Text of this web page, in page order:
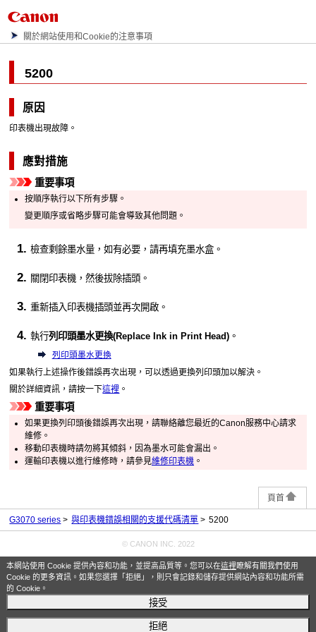
本網站使用 Cookie 提供內容和功能，並提高品質等。您可以在這裡瞭解有關我們使用
Cookie 的更多資訊。如果您選擇「拒絕」，則只會記錄和儲存提供網站內容和功能所需
的 Cookie。
接受
拒絕
關於網站使用和Cookie的注意事項
5200
原因
印表機出現故障。
應對措施
重要事項
按順序執行以下所有步驟。
變更順序或省略步驟可能會導致其他問題。
檢查剩餘墨水量，如有必要，請再填充墨水盒 。
關閉印表機 ，然後拔除插頭。
重新插入印表機插頭並再次開啟。
執行列印頭墨水更換(Replace Ink in Print Head) 。
列印頭墨水更換
如果執行上述操作後錯誤再次出現，可以透過更換列印頭加以解決。
關於詳細資訊，請按一下這裡 。
重要事項
如果更換列印頭後錯誤再次出現，請聯絡離您最近的Canon服務中心請求
維修。
移動印表機時請勿將其傾斜，因為墨水可能會漏出。
運輸印表機以進行維修時，請參見維修印表機 。
頁首
G3070 series 與印表機錯誤相關的支援代碼清單 5200
© CANON INC. 2022